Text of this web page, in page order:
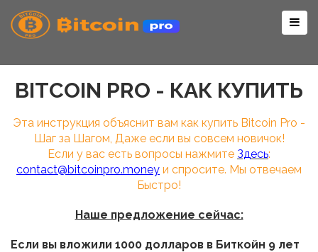
BITCOIN PRO - КАК КУПИТЬ
Эта инструкция объяснит вам как купить Bitcoin Pro -
Шаг за Шагом, Даже если вы совсем новичок!
Если у вас есть вопросы нажмите Здесь:
contact@bitcoinpro.money и спросите. Мы отвечаем
Быстро!
Наше предложение сейчас:
Если вы вложили 1000 долларов в Биткойн 9 лет